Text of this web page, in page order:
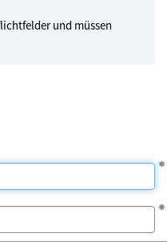
und müssen